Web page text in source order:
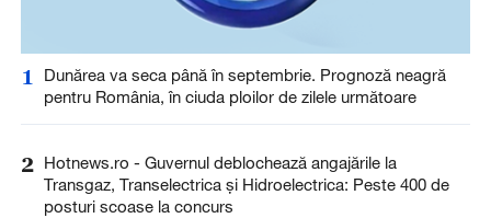
1
Dunărea va seca până în septembrie. Prognoză neagră
pentru România, în ciuda ploilor de zilele următoare
2 Hotnews.ro - Guvernul deblochează angajările la
Transgaz, Transelectrica și Hidroelectrica: Peste 400 de
posturi scoase la concurs